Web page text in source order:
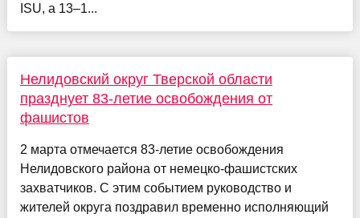
ISU, а 13–1...
Нелидовский округ Тверской области
празднует 83-летие освобождения от
фашистов
2 марта отмечается 83-летие освобождения
Нелидовского района от немецко-фашистских
захватчиков. С этим событием руководство и
жителей округа поздравил временно исполняющий